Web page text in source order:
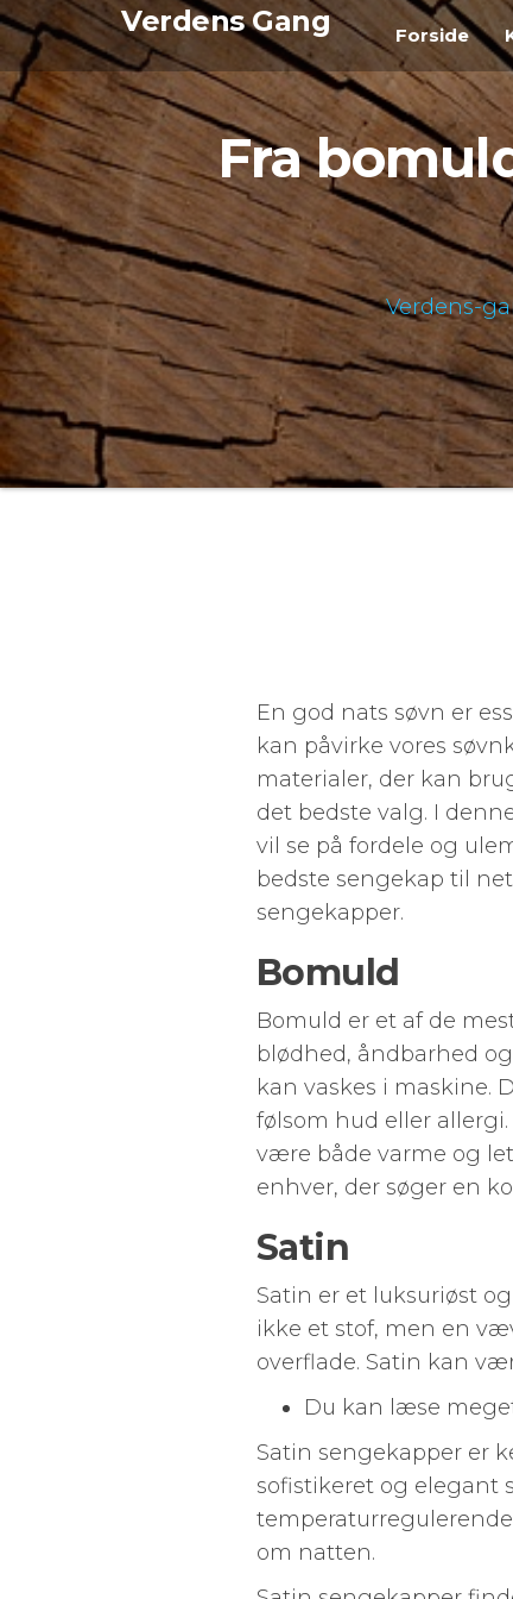
Videre
indhold
Verdens Gang Forside
Fra
Verdens-
En god nats søvn er
kan påvirke vores
materialer, der kan
det bedste valg. I
vil se på fordele og
bedste sengekap til
sengekapper.
Bomuld
Bomuld er et af de
blødhed, åndbarhed
kan vaskes i maskine.
følsom hud eller
være både varme og
enhver, der søger en
Satin
Satin er et luksuriøst
ikke et stof, men en
overflade. Satin kan
Du kan læse
Satin sengekapper er
sofistikeret og elegant
om natten.